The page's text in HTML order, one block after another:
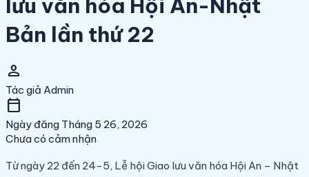
lưu văn hóa Hội An-Nhật
Bản lần thứ 22
person
Tác giả Admin
calendar_today
Ngày đăng Tháng 5 26, 2026
Chưa có cảm nhận
Từ ngày 22 đến 24-5, Lễ hội Giao lưu văn hóa Hội An – Nhật